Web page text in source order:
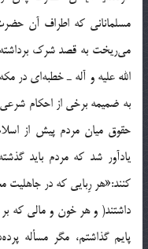
مسلمانانی كه اطراف آن
الله علیه و آله ـ خطبه‌ای در
به ضمیمه برخی از احكام
حقوق میان مردم پیش از
یادآور شد كه مردم باید
كنند:«هر رِبایی كه در جاهلیت
داشتند( و هر خون و مالی كه بر
پایم گذاشتم، مگر مسأله